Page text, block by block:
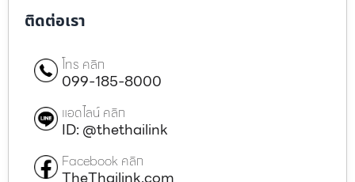
ติดต่อเรา
โทร คลิก
099-185-8000
แอดไลน์ คลิก
ID: @thethailink
Facebook คลิก